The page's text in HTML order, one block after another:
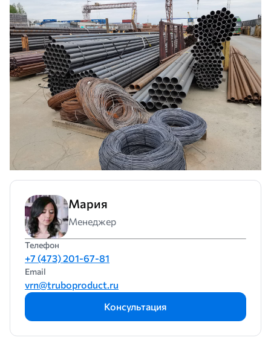
Мария
Менеджер
Телефон
+7 (473) 201-67-81
Email
vrn@truboproduct.ru
Консультация